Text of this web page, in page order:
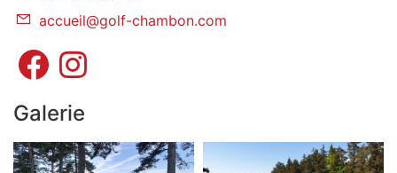
accueil@golf-chambon.com
Galerie